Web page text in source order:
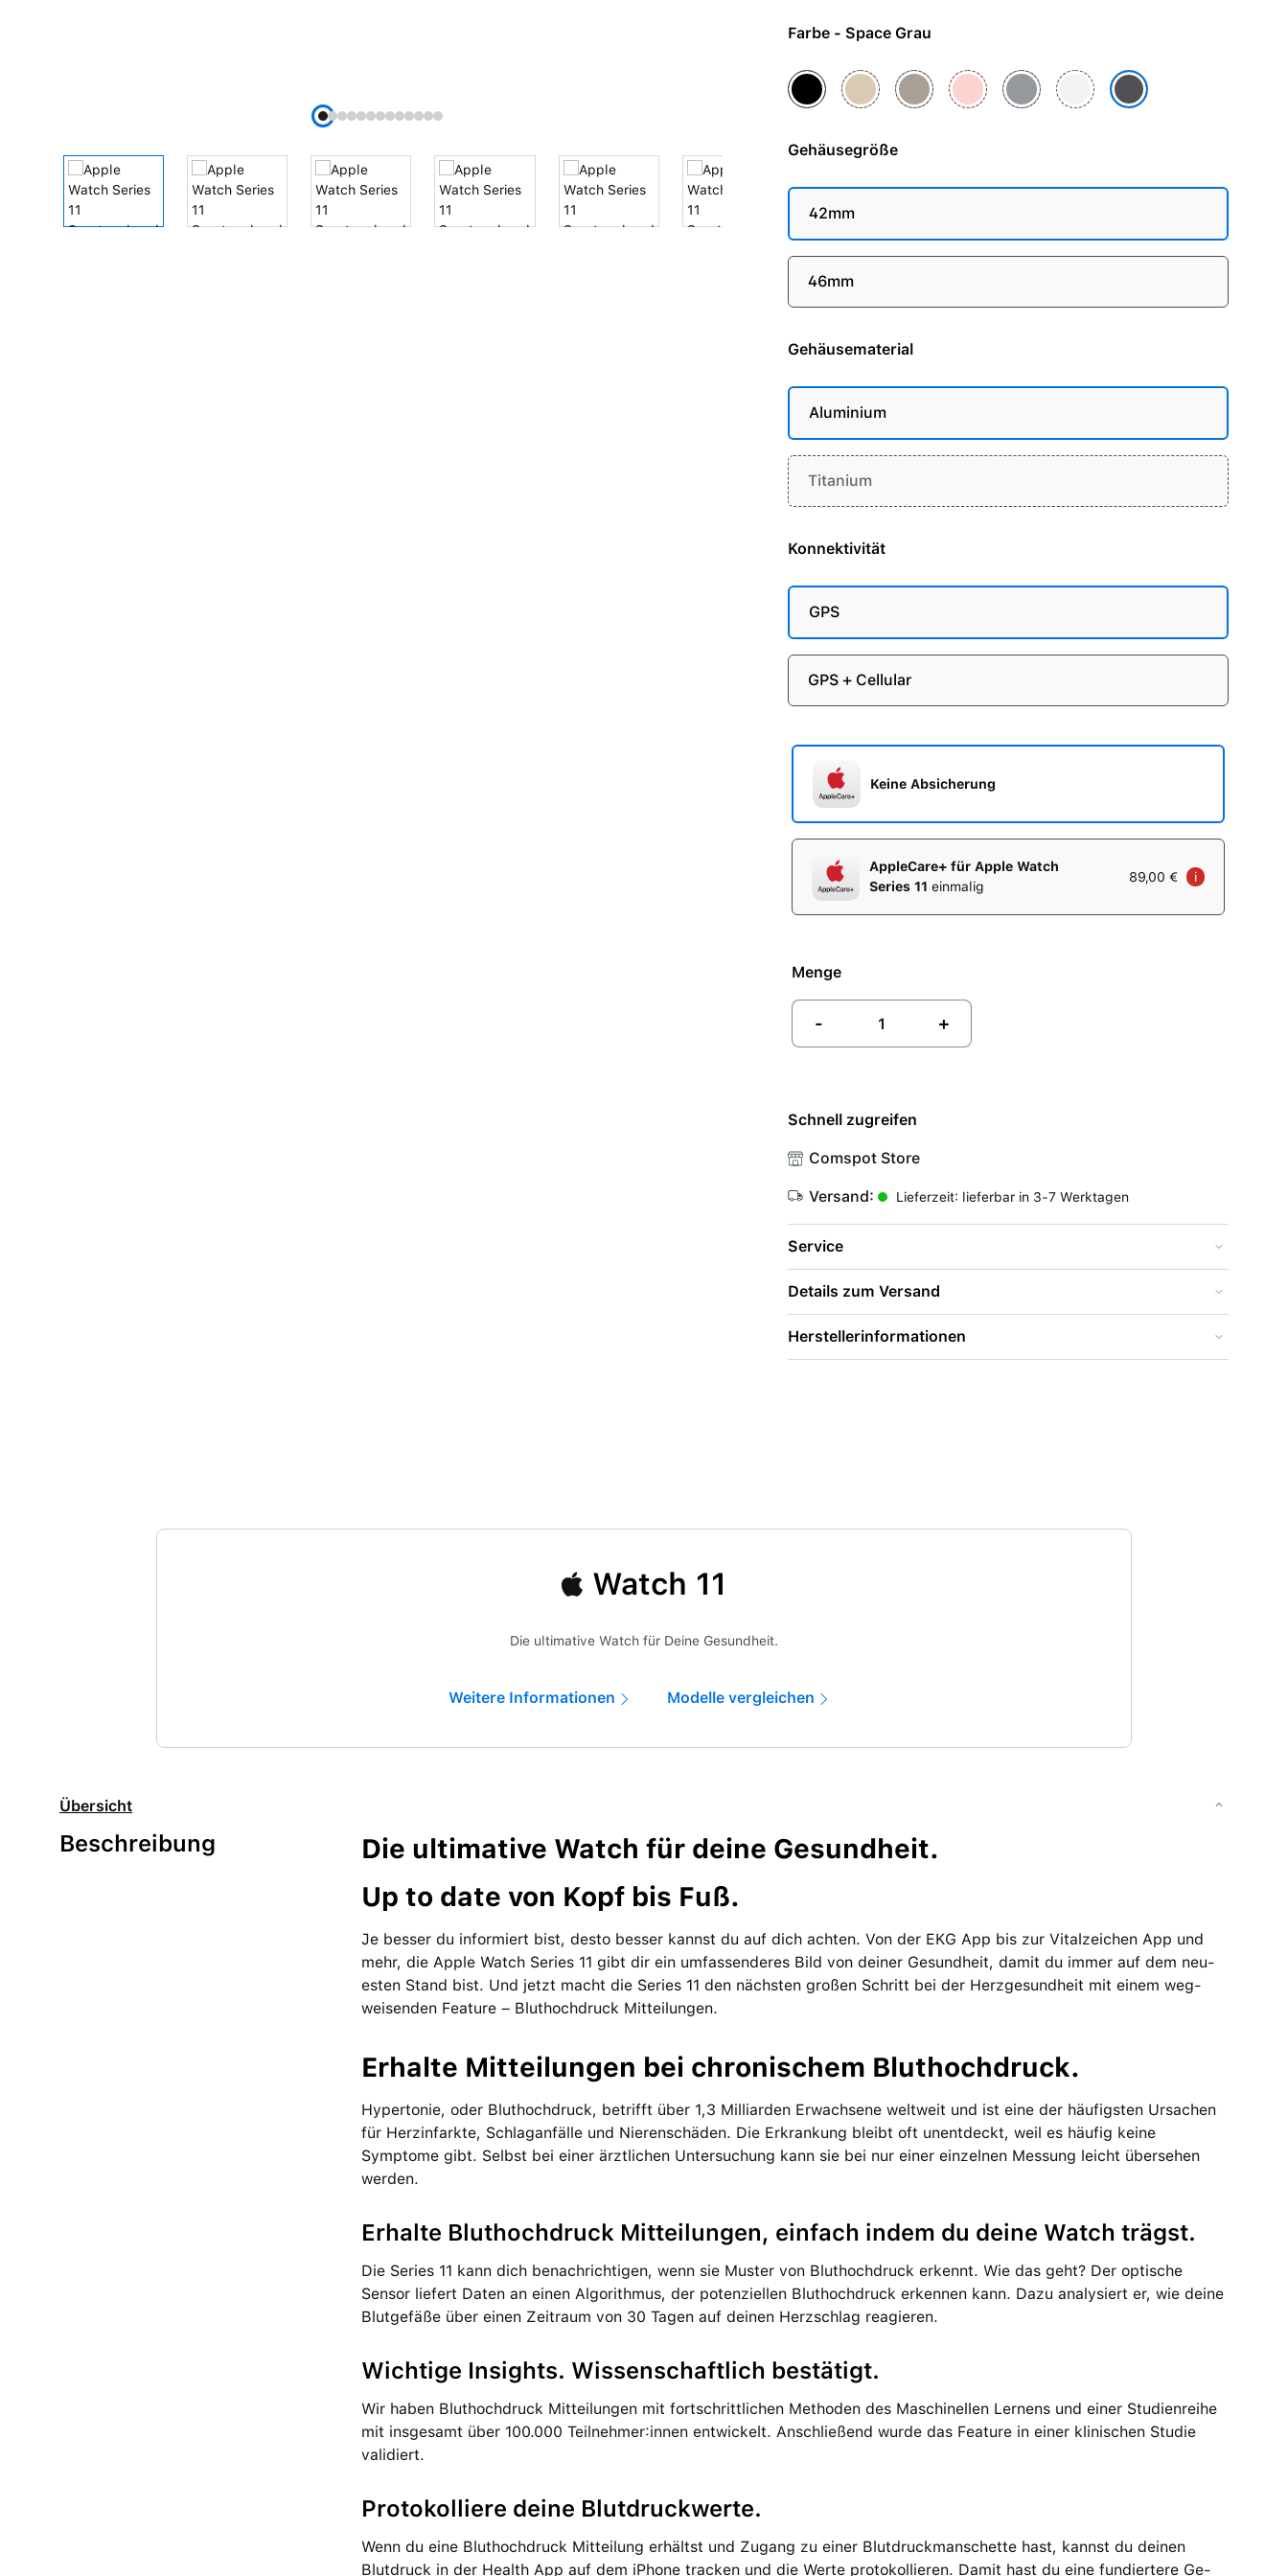
Farbe - Space Grau
Diamantschwarz
Gold Natur RoségoldSchieferSilber Space Grau
Gehäusegröße
42mm
46mm
Gehäusematerial
Aluminium
Titanium
Konnektivität
GPS
GPS + Cellular
Keine Absicherung
AppleCare+ für Apple Watch
Series 11 einmalig
89,00 € i
Menge
- +
Schnell zugreifen
Comspot Store
Versand: Lieferzeit: lieferbar in 3-7 Werktagen
Service
Details zum Versand
Herstellerinformationen
Watch 11
Die ultimative Watch für Deine Gesundheit.
Weitere Informationen Modelle vergleichen
Übersicht
Beschreibung
Die ultimative Watch für deine Gesund­heit.
Up to date von Kopf bis Fuß.
Je besser du informiert bist, desto besser kannst du auf dich achten. Von der EKG App bis zur Vitalzeichen App und
mehr, die Apple Watch Series 11 gibt dir ein um­fassenderes Bild von deiner Gesund­heit, damit du immer auf dem neu­
esten Stand bist. Und jetzt macht die Series 11 den nächsten großen Schritt bei der Herz­gesund­heit mit einem weg­
weisenden Feature – Bluthochdruck Mit­teilungen.
Erhalte Mit­teilungen bei chronischem Bluthochdruck.
Hypertonie, oder Bluthochdruck, betrifft über 1,3 Milliarden Erwach­sene welt­weit und ist eine der häufig­sten Ursachen
für Herz­infarkte, Schlag­anfälle und Nierenschäden. Die Erkrankung bleibt oft unent­deckt, weil es häufig keine
Symptome gibt. Selbst bei einer ärztlichen Unter­suchung kann sie bei nur einer ein­zelnen Messung leicht übersehen
werden.
Erhalte Bluthochdruck Mit­teilungen, ein­fach indem du deine Watch trägst.
Die Series 11 kann dich benach­richtigen, wenn sie Muster von Bluthochdruck erkennt. Wie das geht? Der optische
Sensor liefert Daten an einen Algo­rith­mus, der poten­ziellen Blut­hochdruck erkennen kann. Dazu analysiert er, wie deine
Blut­gefäße über einen Zeit­raum von 30 Tagen auf deinen Herzschlag reagieren.
Wichtige Insights. Wissenschaftlich bestätigt.
Wir haben Bluthochdruck Mit­teilungen mit fort­schritt­lichen Methoden des Maschinellen Lernens und einer Studienreihe
mit ins­ge­samt über 100.000 Teil­nehmer:innen ent­wi­ckelt. Anschließend wurde das Feature in einer klinischen Studie
validiert.
Proto­kolliere deine Blutdruck­werte.
Wenn du eine Bluthochdruck Mit­teilung erhältst und Zugang zu einer Blutdruck­manschette hast, kannst du deinen
Blutdruck in der Health App auf dem iPhone tracken und die Werte proto­kol­lieren. Damit hast du eine fundiertere Ge­